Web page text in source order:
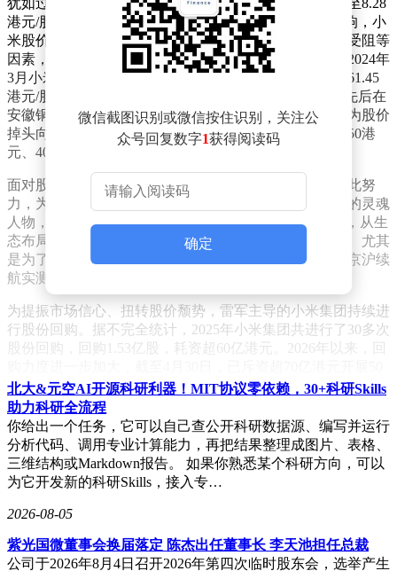
港元/股。2020年至2021年1月，受华为手机业务受挫影响，小
米股价攀升至35.9港元/股的新高。但随后因高端化进程受阻等
因素，股价再次回落，2022年10月探底至8.31港元/股。2024年
3月小米汽车上市，带动股价一路走高，2025年6月达到61.45
港元/股的历史峰值。然而，同年3月和10月，小米汽车先后在
安徽铜陵高速和成都天府大道发生重大安全事故，这成为股价
掉头向下的转折点，此后股价一路震荡下跌，接连跌破50港
元、40港元、30港元等重要整数关口。
面对股价持续下跌的局面，市场不禁发出疑问：雷军如此努
力，为何仍无法阻止小米股价下滑？雷军作为小米集团的灵魂
人物，工作状态堪称“全天候”。从自研芯片到智能汽车，从生
态布局到投资者沟通，再到网络直播，他事事亲力亲为。尤其
是为了测试汽车续航，他不辞辛劳地进行1300多公里的京沪续
航实测直播，“中关村劳模”的称号实至名归。
为提振市场信心、扭转股价颓势，雷军主导的小米集团持续进
行股份回购。据不完全统计，2025年小米集团共进行了30多次
股份回购，回购1.53亿股，耗资超60亿港元。2026年以来，回
多次回购。但即便如此，股价走势仍未改变。有资深独立评论
员曾指出，小米持续、大额的回购为股价提供了重要支撑，若
没有这些回购动作，股价可能会更早、更深地跌破30港元关
口。
深入分析小米股价下跌的原因，并非其基本面出现崩塌，而是
行业环境、企业自身压力与市场情绪共同作用的结果。从行业
层面看，2026年4月全球科技股遭遇阶段性调整，消费电子、
价自然受到拖累。同时，全球存储芯片价格上涨，直接压缩了
小米手机业务的利润空间。2025年四季度，小米手机毛利率骤
微信截图识别或微信按住识别，关注公
众号回复数字1获得阅读码
确定
北大&元空AI开源科研利器！MIT协议零依赖，30+科研Skills
助力科研全流程
你给出一个任务，它可以自己查公开科研数据源、编写并运行
分析代码、调用专业计算能力，再把结果整理成图片、表格、
三维结构或Markdown报告。 如果你熟悉某个科研方向，可以
为它开发新的科研Skills，接入专…
2026-08-05
紫光国微董事会换届落定 陈杰出任董事长 李天池担任总裁
公司于2026年8月4日召开2026年第四次临时股东会，选举产生